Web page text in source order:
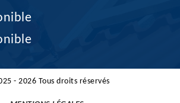
- 2026 Tous droits réservés